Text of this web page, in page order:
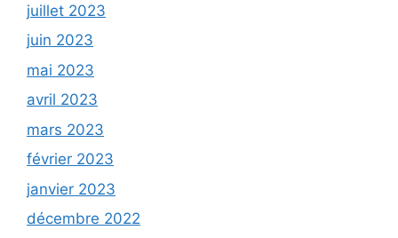
juillet 2023
juin 2023
mai 2023
avril 2023
mars 2023
février 2023
janvier 2023
décembre 2022